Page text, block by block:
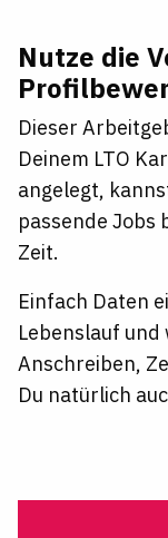
Nutze die
Dieser
Deinem LTO
angelegt,
passende
Zeit.
Einfach Daten
Lebenslauf
Anschreiben,
Du natürlich